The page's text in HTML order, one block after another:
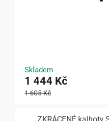
Skladem
1 444 Kč
1 605 Kč